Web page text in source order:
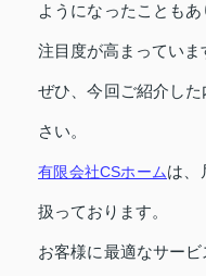
ようになったことも
注目度が高まっていま
ぜひ、今回ご紹介し
さい。
有限会社CSホームは、
扱っております。
お客様に最適なサー